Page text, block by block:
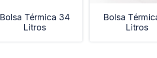
Bolsa Térmica 34
Litros
Bolsa
Litros